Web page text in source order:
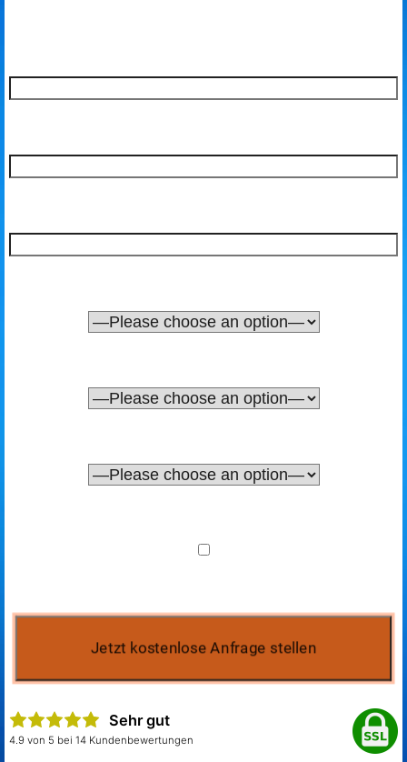
Sehr gut
4.9 von 5 bei 14 Kundenbewertungen